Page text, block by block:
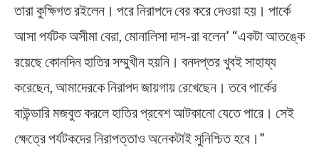
তারা কুক্ষিগত রইলেন। পরে নিরাপদে বের করে দেওয়া হয়। পার্কে
আসা পর্যটক অসীমা বেরা, মোনালিসা দাস-রা বলেন’ “একটা আতঙ্কে
রয়েছে কোনদিন হাতির সম্মুখীন হয়নি। বনদপ্তর খুবই সাহায্য
করেছেন, আমাদেরকে নিরাপদ জায়গায় রেখেছেন। তবে পার্কের
বাউন্ডারি মজবুত করলে হাতির প্রবেশ আটকানো যেতে পারে। সেই
ক্ষেত্রে পর্যটকদের নিরাপত্তাও অনেকটাই সুনিশ্চিত হবে।”